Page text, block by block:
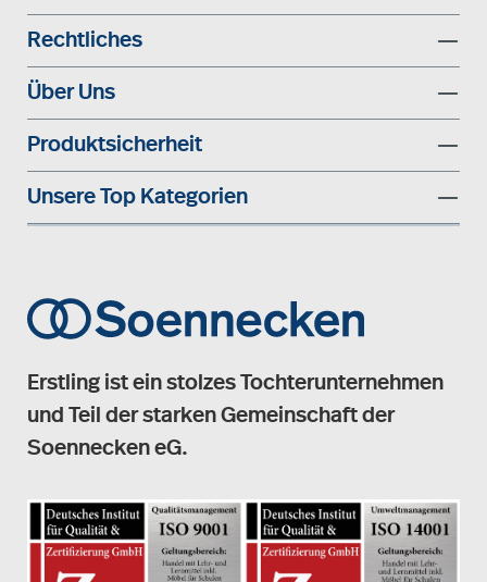
Rechtliches
Über Uns
Produktsicherheit
Unsere Top Kategorien
Erstling ist ein stolzes Tochterunternehmen
und Teil der starken Gemeinschaft der
Soennecken eG.